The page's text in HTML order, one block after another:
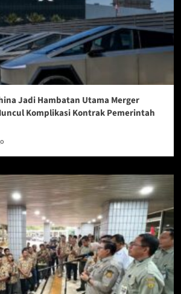
Jadi Hambatan Utama Merger
Komplikasi Kontrak Pemerintah